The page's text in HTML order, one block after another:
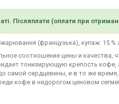
Післяплати (оплати при
(французька), купаж: 15 %
соотношение цены и качества,
тонизирующую крепость
самой сердцевины, и в то же
кофе в недорогом ценовом